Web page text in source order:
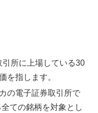
引所に上場している30
を指します。
の電子証券取引所で
ての銘柄を対象とし